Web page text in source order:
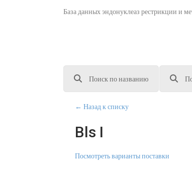
База данных эндонуклеаз рестрикции и
Поиск по названию
← Назад к списку
Bls I
Посмотреть варианты поставки